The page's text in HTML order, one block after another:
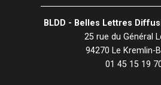
BLDD - Belles Lettres
25 rue du Général
94270 Le Kremlin-
01 45 15 19